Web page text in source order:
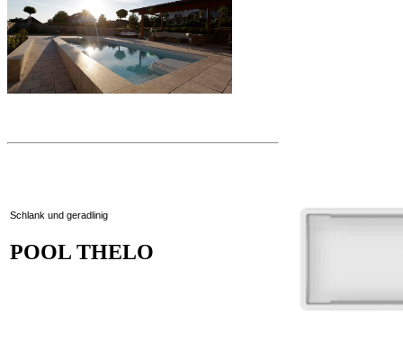
Schlank und geradlinig
POOL THELO